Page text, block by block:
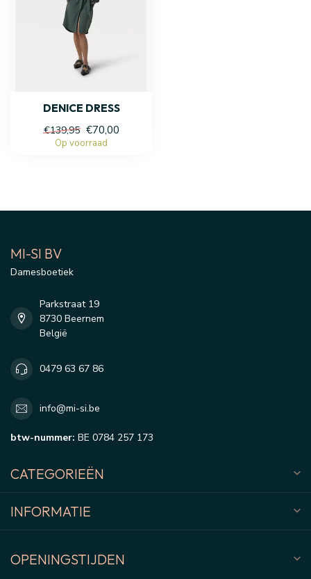
DENICE DRESS
€139,95 €70,00
Op voorraad
MI-SI BV
Damesboetiek
Parkstraat 19
8730 Beernem
België
0479 63 67 86
info@mi-si.be
btw-nummer: BE 0784 257 173
CATEGORIEËN
INFORMATIE
OPENINGSTIJDEN